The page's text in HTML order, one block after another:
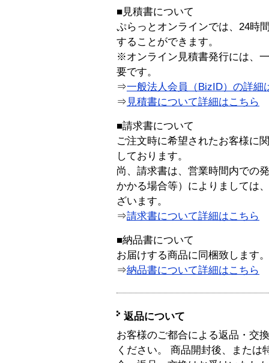
■見積書について
ぷらっとオンラインでは、24時
することができます。
※オンライン見積書発行には、
要です。
⇒一般法人会員（BizID）の詳細
⇒ 見積書について詳細はこちら
■請求書について
ご注文時に希望されたお客様に
しております。
尚、請求書は、営業時間内での
かかる場合等）によりましては
ざいます。
⇒請求書について詳細はこちら
■納品書について
お届けする商品に同梱致します。
⇒納品書について詳細はこちら
返品について
お客様のご都合による返品・交
ください。 商品開封後、または